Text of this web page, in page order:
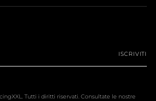
ISCRIVITI
. Tutti i diritti riservati. Consultate le nostre